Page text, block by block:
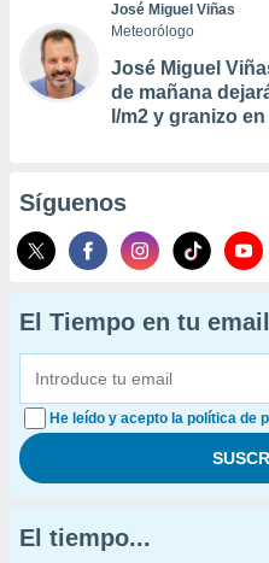
José Miguel Viñas
Meteorólogo
José Miguel
de mañana
l/m2 y granizo
Síguenos
El Tiempo en tu email
He leído y acepto la política de
El tiempo...